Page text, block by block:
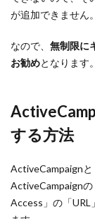
が追加できません。
なので、 無制限に
お勧めとなります。
する方法
ActiveCampaign
ActiveCampaign
Access」の「URL